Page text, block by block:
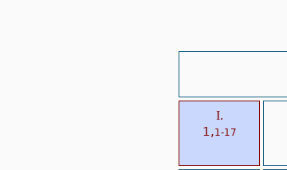
I.
1,1-17